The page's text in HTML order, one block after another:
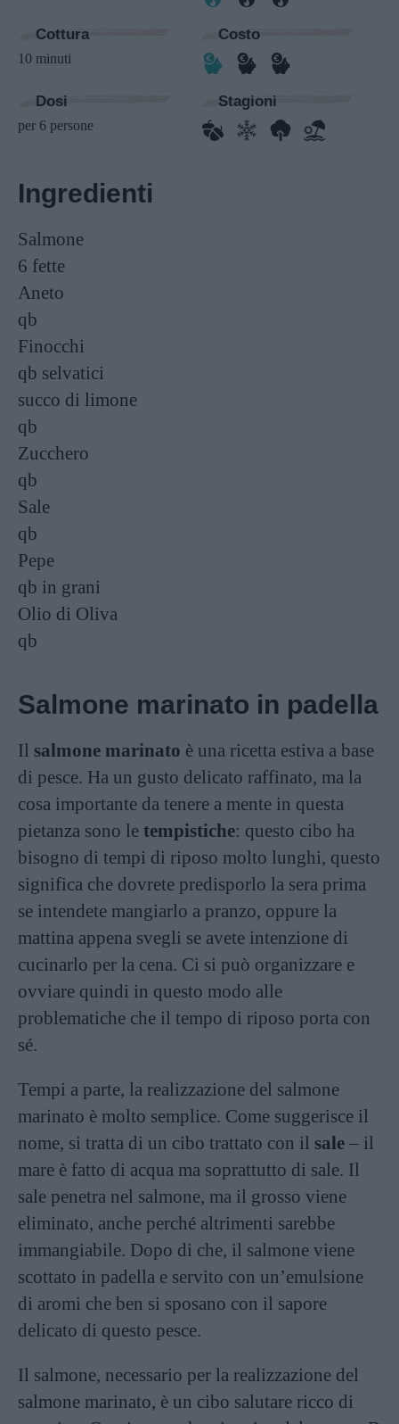
Cottura
10 minuti
Costo
Dosi
per 6 persone
Stagioni
Ingredienti
Salmone
6 fette
Aneto
qb
Finocchi
qb selvatici
succo di limone
qb
Zucchero
qb
Sale
qb
Pepe
qb in grani
Olio di Oliva
qb
Salmone marinato in padella
Il salmone marinato è una ricetta estiva a base
di pesce. Ha un gusto delicato raffinato, ma la
cosa importante da tenere a mente in questa
pietanza sono le tempistiche: questo cibo ha
bisogno di tempi di riposo molto lunghi, questo
significa che dovrete predisporlo la sera prima
se intendete mangiarlo a pranzo, oppure la
mattina appena svegli se avete intenzione di
cucinarlo per la cena. Ci si può organizzare e
ovviare quindi in questo modo alle
problematiche che il tempo di riposo porta con
sé.
Tempi a parte, la realizzazione del salmone
marinato è molto semplice. Come suggerisce il
nome, si tratta di un cibo trattato con il sale – il
mare è fatto di acqua ma soprattutto di sale. Il
sale penetra nel salmone, ma il grosso viene
eliminato, anche perché altrimenti sarebbe
immangiabile. Dopo di che, il salmone viene
scottato in padella e servito con un’emulsione
di aromi che ben si sposano con il sapore
delicato di questo pesce.
Il salmone, necessario per la realizzazione del
salmone marinato, è un cibo salutare ricco di